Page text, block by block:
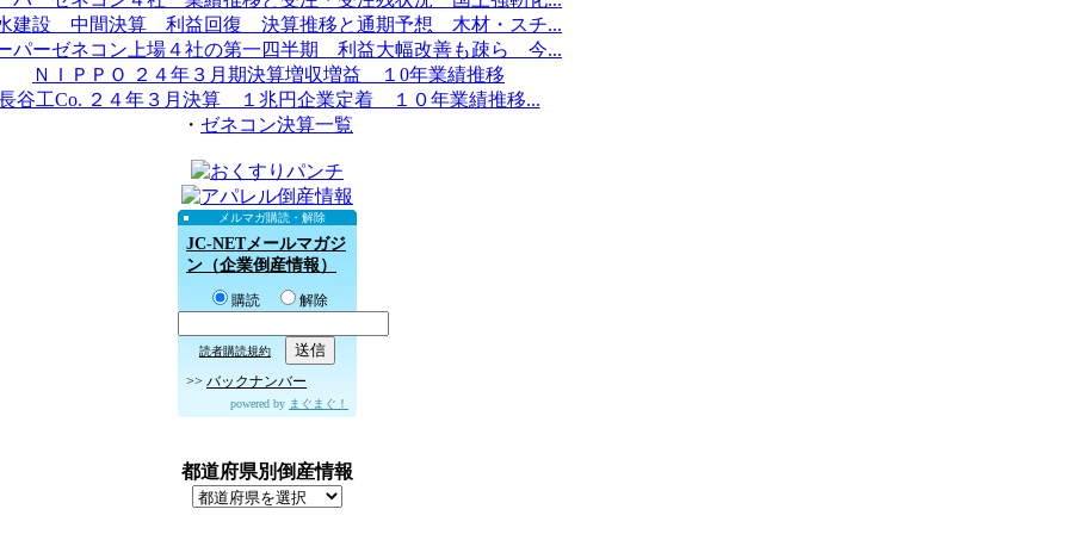
建設 中間決算 利益回復 決算推移と通期予想 木材・スチ...
パーゼネコン上場４社の第一四半期 利益大幅改善も疎ら 今...
ＮＩＰＰＯ ２４年３月期決算増収増益 １0年業績推移
谷工Co. ２４年３月決算 １兆円企業定着 １０年業績推移...
・ ゼネコン決算一覧
メルマガ購読・解除
JC-NETメールマガジ
ン（企業倒産情報）
購読 解除
読者購読規約
>> バックナンバー
powered by まぐまぐ！
都道府県別倒産情報